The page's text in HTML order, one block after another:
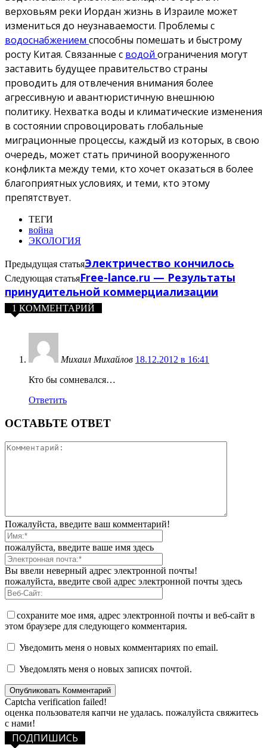
верховьям реки Иордан жизнь в Израиле может
измениться до неузнаваемости. Проблемы с
водоснабжением способны помешать и быстрому
росту Китая. Связанные с водой ограничения могут
заставить будущее правительство страны
проводить для отвлечения внимания более
агрессивную и авантюристичную внешнюю
политику. Нехватка воды и климатические изменения
в состоянии спровоцировать глобальные
миграционные процессы, каждый из которых, в свою
очередь, может стать причиной вооруженного
конфликта между теми, кто хочет оказаться в более
благоприятных условиях, и теми, кто этому
препятствует.
ТЕГИ
война
ЭКОЛОГИЯ
Предыдущая статьяЭлектричество кончилось
Следующая статьяFree-lance.ru — Результаты
принудительной коммерциализации
1 КОММЕНТАРИЙ
Михаил Михайлов 18.12.2012 в 16:41
Кто бы сомневался…
Ответить
ОСТАВЬТЕ ОТВЕТ
Пожалуйста, введите ваш комментарий!
пожалуйста, введите ваше имя здесь
Вы ввели неверный адрес электронной почты!
пожалуйста, введите свой адрес электронной почты здесь
сохраните мое имя, адрес электронной почты и веб-сайт в
этом браузере для следующего комментария.
Уведомить меня о новых комментариях по email.
Уведомлять меня о новых записях почтой.
Captcha verification failed!
оценка пользователя капчи не удалась. пожалуйста свяжитесь
с нами!
ПОДПИШИСЬ